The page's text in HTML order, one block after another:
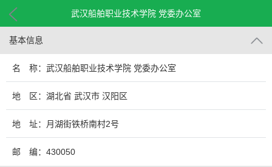
武汉船舶职业技术学院 党委办公室
基本信息
名 称：武汉船舶职业技术学院 党委办公室
地 区：湖北省 武汉市 汉阳区
地 址：月湖街铁桥南村2号
邮 编：430050